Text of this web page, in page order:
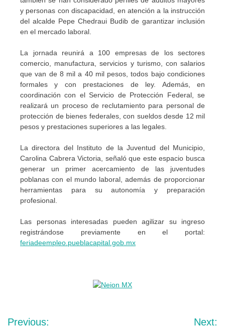
y personas con discapacidad, en atención a la instrucción
del alcalde Pepe Chedraui Budib de garantizar inclusión
en el mercado laboral.
La jornada reunirá a 100 empresas de los sectores
comercio, manufactura, servicios y turismo, con salarios
que van de 8 mil a 40 mil pesos, todos bajo condiciones
formales y con prestaciones de ley. Además, en
coordinación con el Servicio de Protección Federal, se
realizará un proceso de reclutamiento para personal de
protección de bienes federales, con sueldos desde 12 mil
pesos y prestaciones superiores a las legales.
La directora del Instituto de la Juventud del Municipio,
Carolina Cabrera Victoria, señaló que este espacio busca
generar un primer acercamiento de las juventudes
poblanas con el mundo laboral, además de proporcionar
herramientas para su autonomía y preparación
profesional.
Las personas interesadas pueden agilizar su ingreso
registrándose previamente en el portal:
feriadeempleo.pueblacapital.gob.mx
Navegación
Previous: Next: